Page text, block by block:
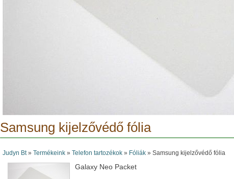
Samsung kijelzővédő fólia
Judyn Bt» Termékeink» Telefon tartozékok» Fóliák» Samsung kijelzővédő fólia
Galaxy Neo Packet